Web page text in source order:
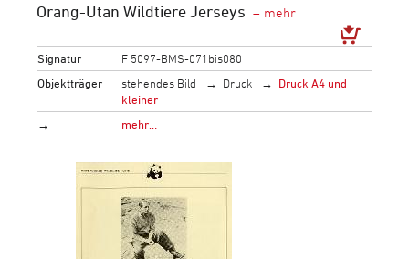
Orang-Utan Wildtiere Jerseys
Signatur
F 5097-BMS-071bis080
Objektträger
stehendes Bild Druck
Druck A4 und
kleiner
→
mehr…